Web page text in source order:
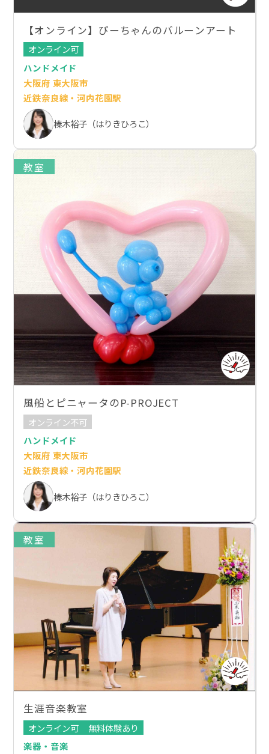
【オンライン】ぴーちゃんのバルーンアート
オンライン可
ハンドメイド
大阪府 東大阪市
近鉄奈良線・河内花園駅
榛木裕子（はりきひろこ）
教室
風船とピニャータのP-PROJECT
オンライン不可
ハンドメイド
大阪府 東大阪市
近鉄奈良線・河内花園駅
榛木裕子（はりきひろこ）
教室
生涯音楽教室
オンライン可
無料体験あり
楽器・音楽